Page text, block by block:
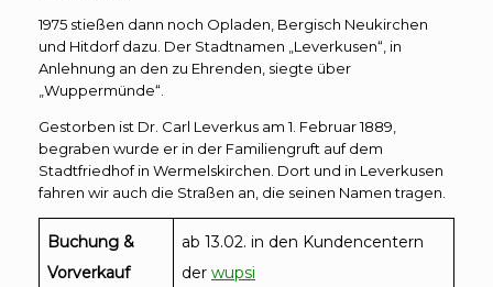
1975 stießen dann noch Opladen, Bergisch Neukirchen
und Hitdorf dazu. Der Stadtnamen „Leverkusen“, in
Anlehnung an den zu Ehrenden, siegte über
„Wuppermünde“.
Gestorben ist Dr. Carl Leverkus am 1. Februar 1889,
begraben wurde er in der Familiengruft auf dem
Stadtfriedhof in Wermelskirchen. Dort und in Leverkusen
fahren wir auch die Straßen an, die seinen Namen tragen.
Buchung &
Vorverkauf
ab 13.02. in den Kundencentern
der wupsi